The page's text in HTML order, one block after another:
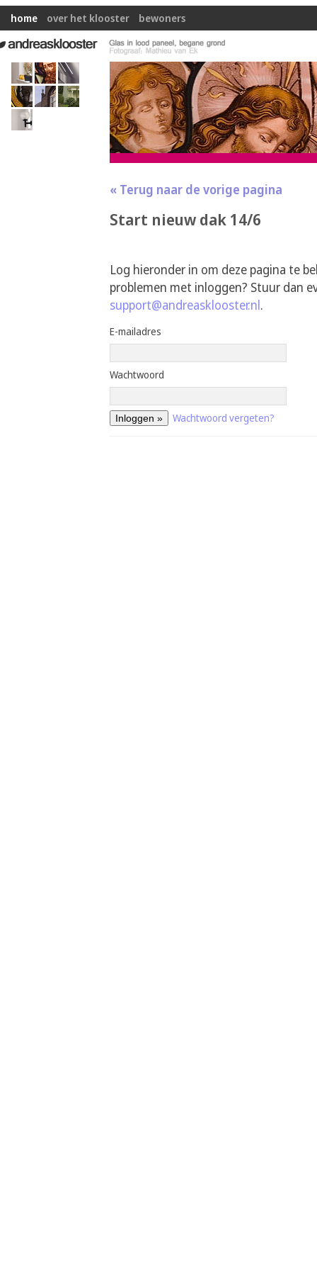
home over het klooster bewoners
« Terug naar de vorige pagina
Start nieuw dak 14/6
Log hieronder in om deze pagina te
problemen met inloggen? Stuur dan
support@andreasklooster.nl.
E-mailadres
Wachtwoord
Wachtwoord vergeten?